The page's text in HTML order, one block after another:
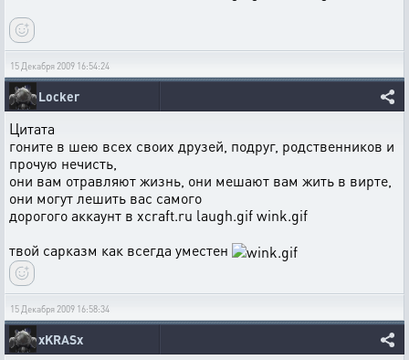
15 Декабря 2009 16:54:24
Locker
Цитата
гоните в шею всех своих друзей, подруг, родственников и
прочую нечисть,
они вам отравляют жизнь, они мешают вам жить в вирте,
они могут лешить вас самого
дорогого аккаунт в xcraft.ru laugh.gif wink.gif
твой сарказм как всегда уместен
15 Декабря 2009 16:58:34
xKRASx